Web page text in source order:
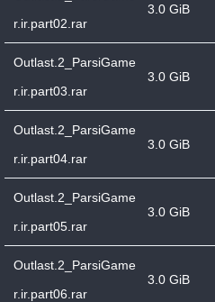
r.ir.part02.rar
3.0 GiB
Outlast.2_ParsiGame
r.ir.part03.rar
3.0 GiB
Outlast.2_ParsiGame
r.ir.part04.rar
3.0 GiB
Outlast.2_ParsiGame
r.ir.part05.rar
3.0 GiB
Outlast.2_ParsiGame
r.ir.part06.rar
3.0 GiB